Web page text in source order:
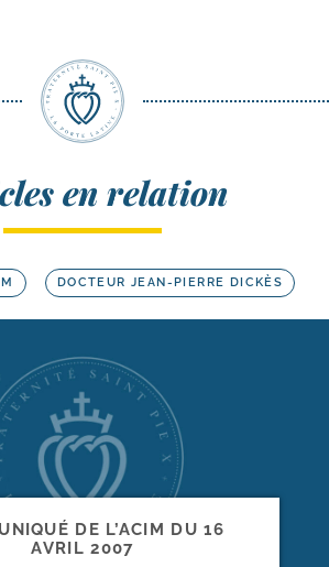
en relation
DOCTEUR JEAN-PIERRE DICKÈS
DE L’ACIM DU 16
AVRIL 2007